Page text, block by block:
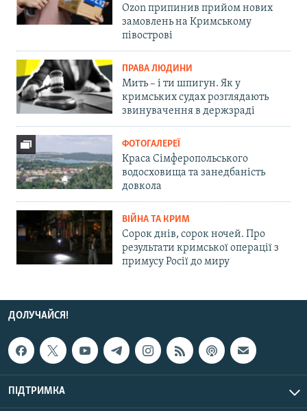
Ozon припинив прийом нових
замовлень на Кримському
півострові
ПРАВА ЛЮДИНИ
Мить – і ти шпигун. Як у
кримських судах розглядають
звинувачення в держзраді
ФОТОГАЛЕРЕЇ
Краса Сімферопольського
водосховища та занедбаність
довкола
ВІЙНА ТА КРИМ
Сорок днів, сорок ночей. Про
результати кримської операції з
примусу Росії до миру
ДОЛУЧАЙСЯ!
ПІДТРИМКА